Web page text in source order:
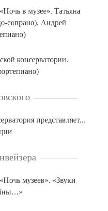
в музее». Татьяна
сопрано), Андрей
консерватории.
представляет...
музеев». «Звуки